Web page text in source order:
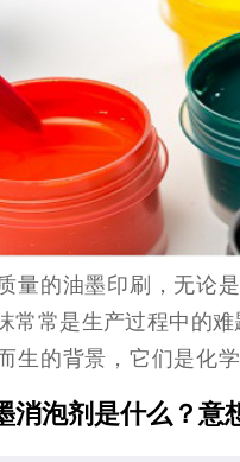
量的油墨印刷，无论
常常是生产过程中的
生的背景，它们是化
除泡沫，确保印刷质
）UV油墨消泡剂是什么